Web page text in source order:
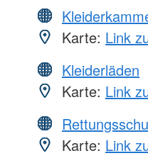
Karte: Link
Kleiderläden
Karte: Link
Karte: Link